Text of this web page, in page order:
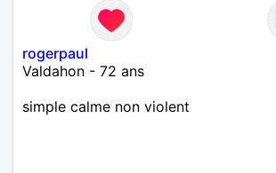
rogerpaul
Valdahon - 72 ans
simple calme non violent